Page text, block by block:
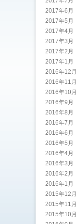
2017年6月
2017年5月
2017年4月
2017年3月
2017年2月
2017年1月
2016年12月
2016年11月
2016年10月
2016年9月
2016年8月
2016年7月
2016年6月
2016年5月
2016年4月
2016年3月
2016年2月
2016年1月
2015年12月
2015年11月
2015年10月